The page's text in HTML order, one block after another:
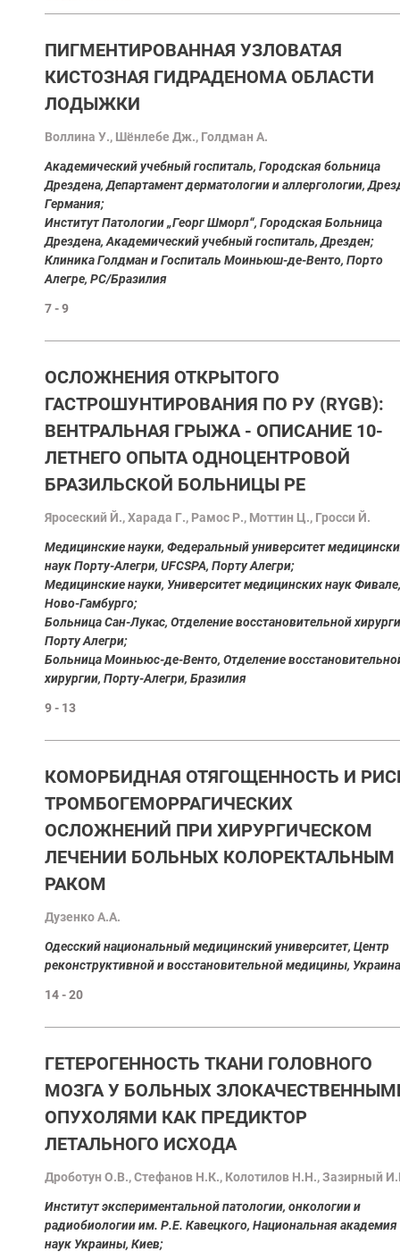
ПИГМЕНТИРОВАННАЯ УЗЛОВАТАЯ
КИСТОЗНАЯ ГИДРАДЕНОМА ОБЛАСТИ
ЛОДЫЖКИ
Воллина У., Шёнлебе Дж., Голдман А.
Академический учебный госпиталь, Городская больница
Дрездена, Департамент дерматологии и аллергологии,
Германия;
Институт Патологии „Георг Шморл“, Городская Больница
Дрездена, Академический учебный госпиталь, Дрезден;
Клиника Голдман и Госпиталь Моиньюш-де-Венто, Порто
Алегре, РС/Бразилия
7 - 9
ОСЛОЖНЕНИЯ ОТКРЫТОГО
ГАСТРОШУНТИРОВАНИЯ ПО РУ (RYGB):
ВЕНТРАЛЬНАЯ ГРЫЖА - ОПИСАНИЕ 10-
ЛЕТНЕГО ОПЫТА ОДНОЦЕНТРОВОЙ
БРАЗИЛЬСКОЙ БОЛЬНИЦЫ PE
Яросеский Й., Харада Г., Рамос Р., Моттин Ц., Гросси Й.
Медицинские науки, Федеральный университет
наук Порту-Алегри, UFCSPA, Порту Алегри;
Медицинские науки, Университет медицинских наук Фивале,
Ново-Гамбурго;
Больница Сан-Лукас, Отделение восстановительной
Порту Алегри;
Больница Моиньюс-де-Венто, Отделение
хирургии, Порту-Алегри, Бразилия
9 - 13
КОМОРБИДНАЯ ОТЯГОЩЕННОСТЬ И
ТРОМБОГЕМОРРАГИЧЕСКИХ
ОСЛОЖНЕНИЙ ПРИ ХИРУРГИЧЕСКОМ
ЛЕЧЕНИИ БОЛЬНЫХ КОЛОРЕКТАЛЬНЫМ
РАКОМ
Дузенко А.А.
Одесский национальный медицинский университет, Центр
реконструктивной и восстановительной медицины, Украина
14 - 20
ГЕТЕРОГЕННОСТЬ ТКАНИ ГОЛОВНОГО
МОЗГА У БОЛЬНЫХ
ОПУХОЛЯМИ КАК ПРЕДИКТОР
ЛЕТАЛЬНОГО ИСХОДА
Дроботун О.В., Стефанов Н.К., Колотилов Н.Н., Зазирный
Институт экспериментальной патологии, онкологии и
радиобиологии им. Р.Е. Кавецкого, Национальная академия
наук Украины, Киев;